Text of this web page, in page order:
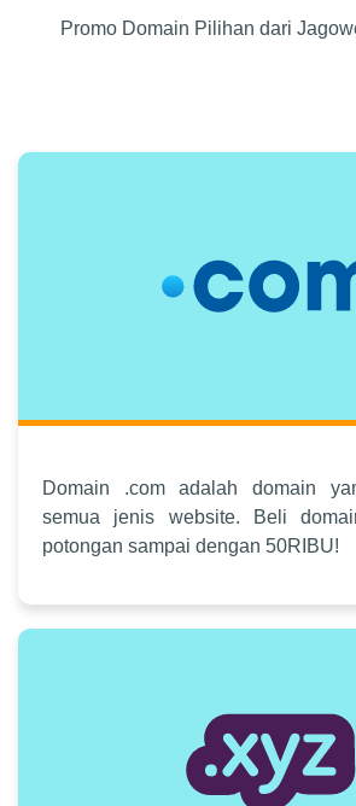
Promo Domain Pilihan dari
Domain .com adalah domain
semua jenis website. Beli
potongan sampai dengan 50RIBU!